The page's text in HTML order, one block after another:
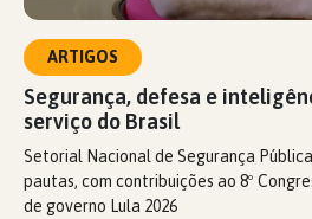
ARTIGOS
Segurança, defesa e
serviço do Brasil
Setorial Nacional de Segurança
pautas, com contribuições ao 8º
de governo Lula 2026